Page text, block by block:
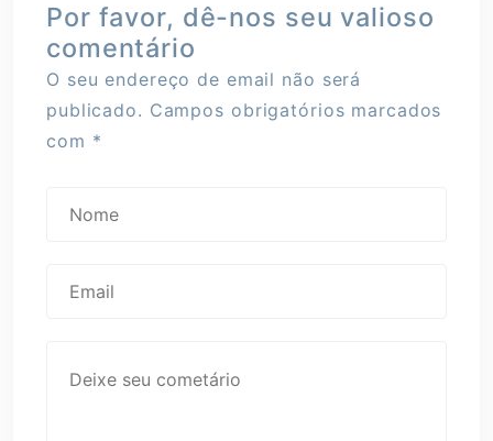
Por favor, dê-nos seu valioso
comentário
O seu endereço de email não será
publicado. Campos obrigatórios marcados
com *